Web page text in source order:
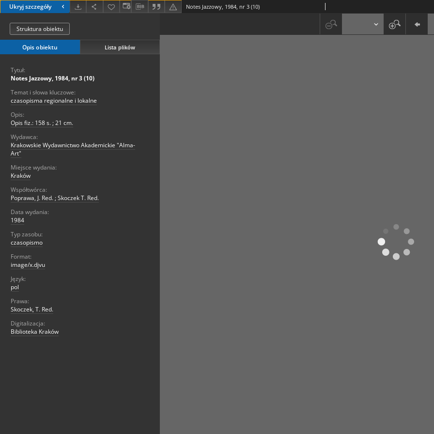
Ukryj szczegóły Notes Jazzowy, 1984, nr 3 (10)
Struktura obiektu
Opis obiektu Lista plików
Tytuł:
Notes Jazzowy, 1984, nr 3 (10)
Temat i słowa kluczowe:
czasopisma regionalne i lokalne
Opis:
Opis fiz.: 158 s. ; 21 cm.
Wydawca:
Krakowskie Wydawnictwo Akademickie "Alma-
Art"
Miejsce wydania:
Kraków
Współtwórca:
Poprawa, J. Red. ; Skoczek T. Red.
Data wydania:
1984
Typ zasobu:
czasopismo
Format:
image/x.djvu
Język:
pol
Prawa:
Skoczek, T. Red.
Digitalizacja:
Biblioteka Kraków